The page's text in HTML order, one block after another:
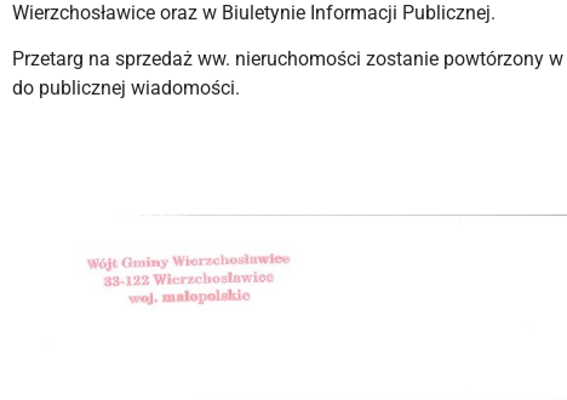
Wierzchosławice oraz w Biuletynie Informacji Publicznej.
Przetarg na sprzedaż ww. nieruchomości zostanie powtórzony
do publicznej wiadomości.